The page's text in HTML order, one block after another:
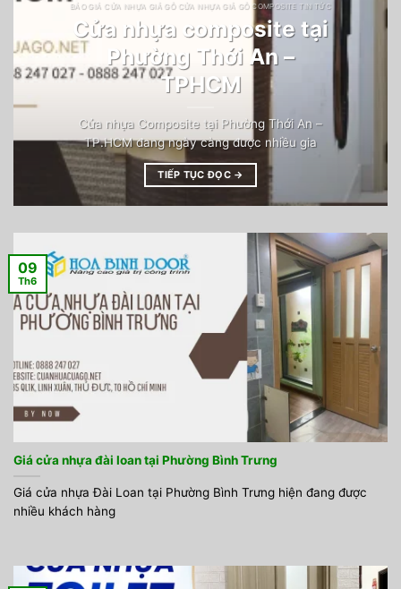
BÁO GIÁ CỬA NHỰA GIẢ GỖ CỬA NHỰA GIẢ GỖ COMPOSITE TIN TỨC
Cửa nhựa composite tại
Phường Thới An –
TPHCM
Cửa nhựa Composite tại Phường Thới An –
TP.HCM đang ngày càng được nhiều gia
TIẾP TỤC ĐỌC →
Giá cửa nhựa đài loan tại Phường Bình Trưng
Giá cửa nhựa Đài Loan tại Phường Bình Trưng hiện đang được
nhiều khách hàng
09
Th6